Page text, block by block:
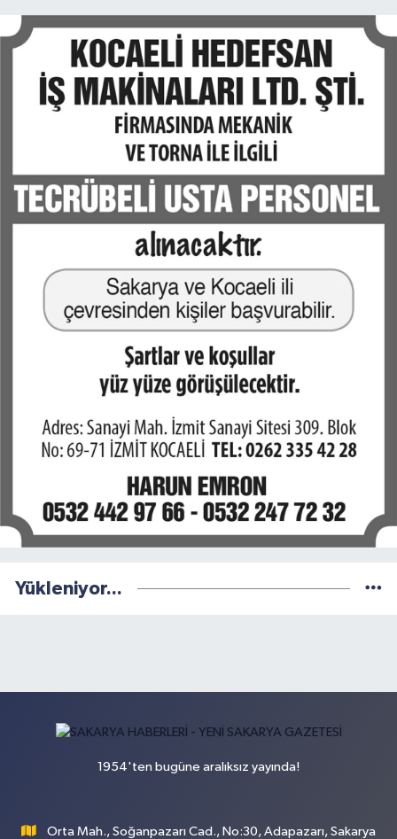
Yükleniyor...
1954'ten bugüne aralıksız yayında!
Orta Mah., Soğanpazarı Cad., No:30, Adapazarı, Sakarya